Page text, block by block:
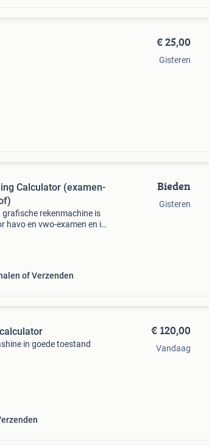
€ 25,00
Gisteren
Calculator (examen-
grafische rekenmachine is
havo en vwo-examen en is
of Verzenden
Bieden
Gisteren
in goede toestand
€ 120,00
Vandaag